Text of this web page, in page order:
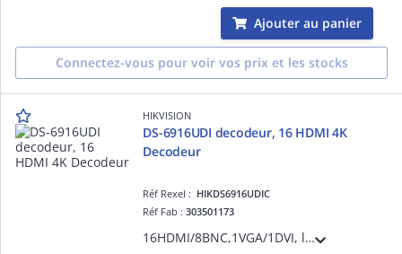
Ajouter au panier
Connectez-vous pour voir vos prix et les stocks
HIKVISION
DS-6916UDI decodeur, 16 HDMI 4K
Decodeur
Réf Rexel : HIKDS6916UDIC
Réf Fab :303501173
16HDMI/8BNC,1VGA/1DVI, le HDMI 3840X2160@30HZ, capacité de décodage 24MP@30fps: 8 canaux, 12MP@20fps: 16 canaux, 8MP@30fps: 32 canaux, 5MP@30fps: 48 canaux, 3MP@30fps: 80 canaux, 1080p@30fps/3 Mbps: 128 canaux, max 36 divisions.